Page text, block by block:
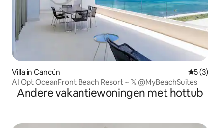
Villa in Cancún
5 (3)
AI Opt OceanFront Beach Resort ~ 𝕏 @MyBeachSuites
Andere vakantiewoningen met hottub